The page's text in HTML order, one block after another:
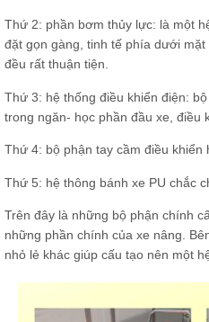
Thứ 2: phần bơm thủy lực: là một
đặt gọn gàng, tinh tế phía dưới
đều rất thuận tiện.
Thứ 3: hệ thống điều khiển điện:
trong ngăn- học phần đầu xe, điều
Thứ 4: bộ phận tay cầm điều
Thứ 5: hệ thông bánh xe PU chắc
Trên đây là những bộ phận chính
những phần chính của xe nâng.
nhỏ lẻ khác giúp cấu tạo nên một